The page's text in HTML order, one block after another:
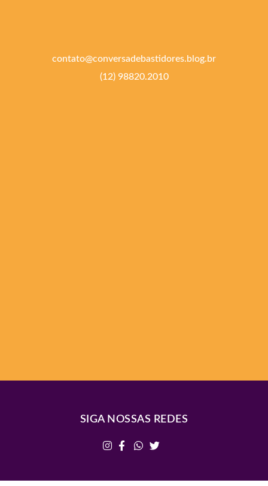
contato@conversadebastidores.blog.br
(12) 98820.2010
SIGA NOSSAS REDES